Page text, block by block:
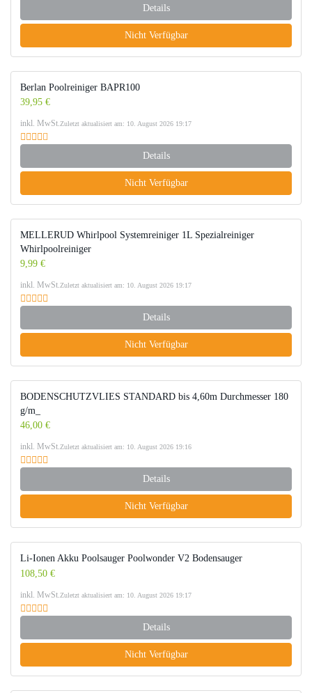
Details
Nicht Verfügbar
Berlan Poolreiniger BAPR100
39,95 €
inkl. MwSt.Zuletzt aktualisiert am: 10. August 2026 19:17
Details
Nicht Verfügbar
MELLERUD Whirlpool Systemreiniger 1L Spezialreiniger
Whirlpoolreiniger
9,99 €
inkl. MwSt.Zuletzt aktualisiert am: 10. August 2026 19:17
Details
Nicht Verfügbar
BODENSCHUTZVLIES STANDARD bis 4,60m Durchmesser 180
g/m_
46,00 €
inkl. MwSt.Zuletzt aktualisiert am: 10. August 2026 19:16
Details
Nicht Verfügbar
Li-Ionen Akku Poolsauger Poolwonder V2 Bodensauger
108,50 €
inkl. MwSt.Zuletzt aktualisiert am: 10. August 2026 19:17
Details
Nicht Verfügbar